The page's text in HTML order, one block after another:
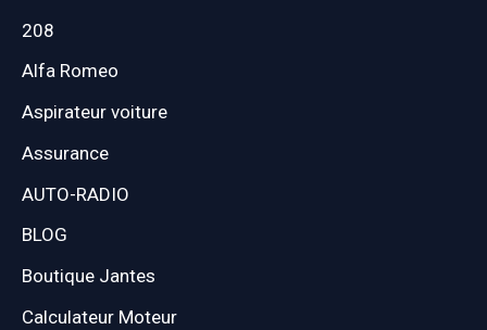
208
Alfa Romeo
Aspirateur voiture
Assurance
AUTO-RADIO
BLOG
Boutique Jantes
Calculateur Moteur